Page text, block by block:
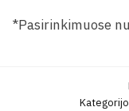
*Pasirinkimuose